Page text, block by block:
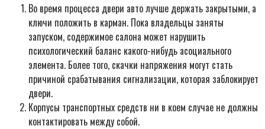
Во время процесса двери авто лучше держать закрытыми, а
ключи положить в карман. Пока владельцы заняты
запуском, содержимое салона может нарушить
психологический баланс какого-нибудь асоциального
элемента. Более того, скачки напряжения могут стать
причиной срабатывания сигнализации, которая заблокирует
двери.
Корпусы транспортных средств ни в коем случае не должны
контактировать между собой.